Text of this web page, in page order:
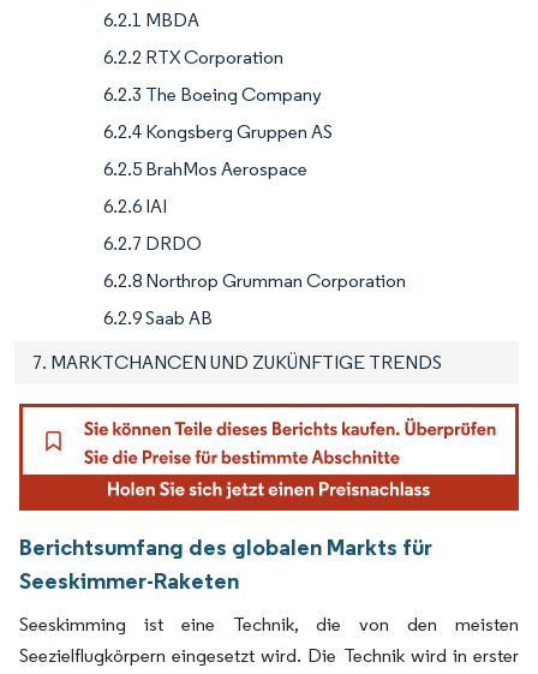
6.2.1 MBDA
6.2.2 RTX Corporation
6.2.3 The Boeing Company
6.2.4 Kongsberg Gruppen AS
6.2.5 BrahMos Aerospace
6.2.6 IAI
6.2.7 DRDO
6.2.8 Northrop Grumman Corporation
6.2.9 Saab AB
7. MARKTCHANCEN UND ZUKÜNFTIGE TRENDS
Berichtsumfang des globalen Markts für
Seeskimmer-Raketen
Seeskimming ist eine Technik, die von den meisten
Seezielflugkörpern eingesetzt wird. Die Technik wird in erster